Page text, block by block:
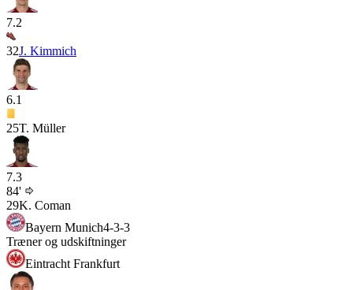
7.2
32J. Kimmich
6.1
25T. Müller
7.3
84'
29K. Coman
Bayern Munich4-3-3
Træner og udskiftninger
Eintracht Frankfurt